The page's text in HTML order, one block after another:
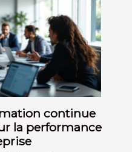
continue
la performance